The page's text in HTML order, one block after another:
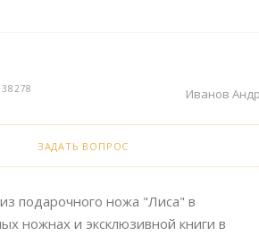
38278 Иванов
ЗАДАТЬ ВОПРОС
подарочного ножа "Лиса" в
ножнах и эксклюзивной книги в